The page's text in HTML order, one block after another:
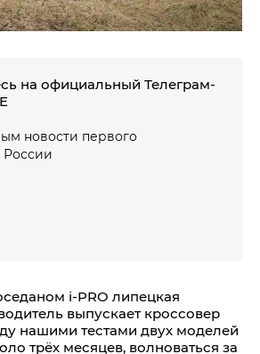
на официальный Телеграм-
новости первого
России
i‑PRO липецкая
выпускает кроссовер
нашими тестами двух моделей
трёх месяцев, волноваться за